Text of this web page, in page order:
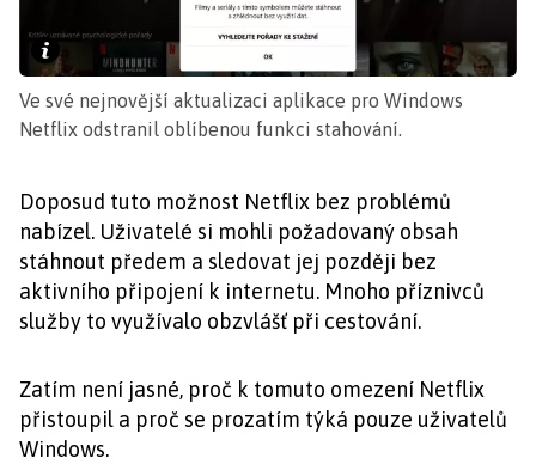
Ve své nejnovější aktualizaci aplikace pro Windows
Netflix odstranil oblíbenou funkci stahování.
Doposud tuto možnost Netflix bez problémů
nabízel. Uživatelé si mohli požadovaný obsah
stáhnout předem a sledovat jej později bez
aktivního připojení k internetu. Mnoho příznivců
služby to využívalo obzvlášť při cestování.
Zatím není jasné, proč k tomuto omezení Netflix
přistoupil a proč se prozatím týká pouze uživatelů
Windows.